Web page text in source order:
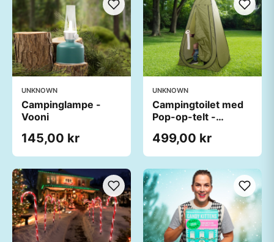
UNKNOWN
Campinglampe -
Vooni
145,00 kr
UNKNOWN
Campingtoilet med
Pop-op-telt -
499,00 kr